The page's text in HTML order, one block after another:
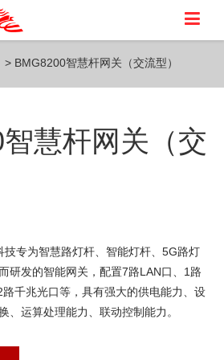
BMG8200智慧杆网关（交流型）
慧杆网关（交
专为智慧路灯杆、智能灯杆、5G路灯
研发的智能网关，配置7路LAN口、1路
千兆光口等，具有强大的供电能力、设
、运算处理能力、联动控制能力。